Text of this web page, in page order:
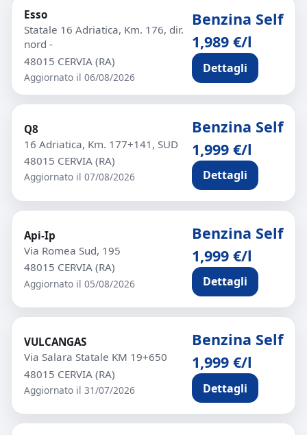
Esso
Statale 16 Adriatica, Km. 176, dir.
nord -
48015 CERVIA (RA)
Aggiornato il 06/08/2026
Benzina Self
1,989 €/l
Dettagli
Q8
16 Adriatica, Km. 177+141, SUD
48015 CERVIA (RA)
Aggiornato il 07/08/2026
Benzina Self
1,999 €/l
Dettagli
Api-Ip
Via Romea Sud, 195
48015 CERVIA (RA)
Aggiornato il 05/08/2026
Benzina Self
1,999 €/l
Dettagli
VULCANGAS
Via Salara Statale KM 19+650
48015 CERVIA (RA)
Aggiornato il 31/07/2026
Benzina Self
1,999 €/l
Dettagli